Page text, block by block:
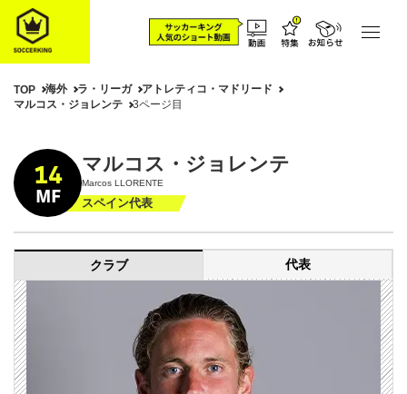
TOP 海外 ラ・リーガ
アトレティコ・マドリード
マルコス・ジョレンテ
3ページ目
クラブ 代表
14
MF
マルコス・ジョレンテ
Marcos LLORENTE
スペイン代表